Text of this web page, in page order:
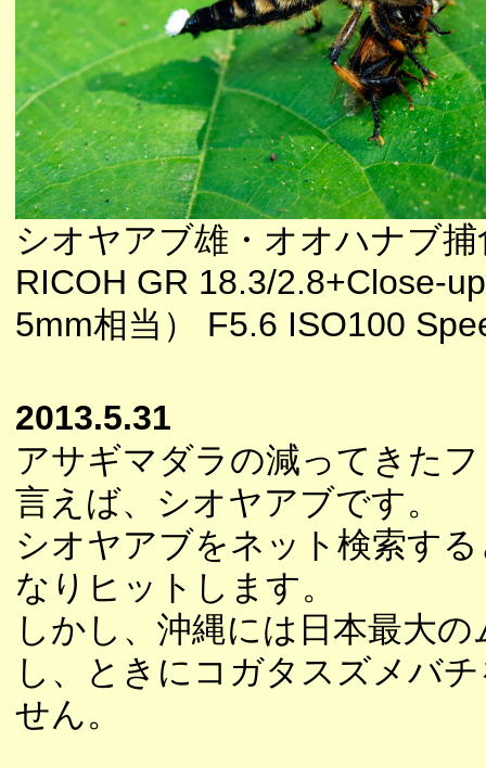
シオヤアブ雄・オオハナブ捕
RICOH GR 18.3/2.8+Close-
5mm相当） F5.6 ISO100
2013.5.31
アサギマダラの減ってきた
言えば、シオヤアブです。
シオヤアブをネット検索す
なりヒットします。
しかし、沖縄には日本最大
し、ときにコガタスズメバ
せん。